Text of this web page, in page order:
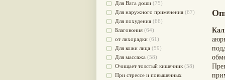
Для Вата доши (75)
Для наружного применения (67)
Для похудения (66)
Благовония (64)
от лихорадки (61)
Для кожи лица (59)
Для массажа (58)
Очищает толстый кишечник (58)
При стрессе и повышенных